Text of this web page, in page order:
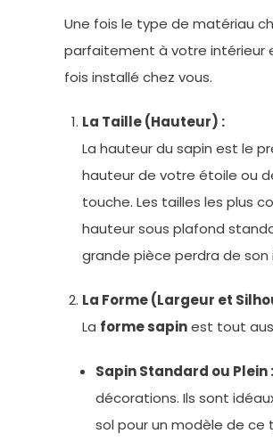
Une fois le type de matériau
parfaitement à votre intérieur
fois installé chez vous.
La Taille (Hauteur) :
La hauteur du sapin est le
hauteur de votre étoile ou
touche. Les tailles les plus
hauteur sous plafond
grande pièce perdra de son
La Forme (Largeur et
La forme sapinest tout
Sapin Standard ou Plein :
décorations. Ils sont
sol pour un modèle de ce